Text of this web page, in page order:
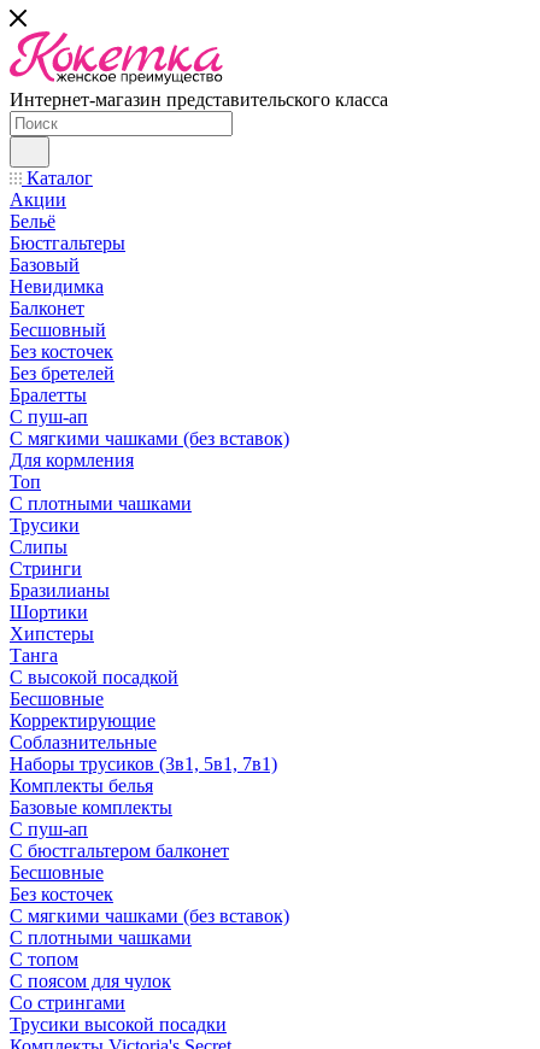
Интернет-магазин представительского класса
Каталог
Акции
Бельё
Бюстгальтеры
Базовый
Невидимка
Балконет
Бесшовный
Без косточек
Без бретелей
Бралетты
С пуш-ап
С мягкими чашками (без вставок)
Для кормления
Топ
С плотными чашками
Трусики
Слипы
Стринги
Бразилианы
Шортики
Хипстеры
Танга
С высокой посадкой
Бесшовные
Корректирующие
Соблазнительные
Наборы трусиков (3в1, 5в1, 7в1)
Комплекты белья
Базовые комплекты
С пуш-ап
С бюстгальтером балконет
Бесшовные
Без косточек
С мягкими чашками (без вставок)
С плотными чашками
С топом
С поясом для чулок
Со стрингами
Трусики высокой посадки